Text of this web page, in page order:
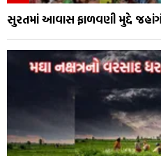
સુરતમાં આવાસ ફાળવણી મુદ્દે